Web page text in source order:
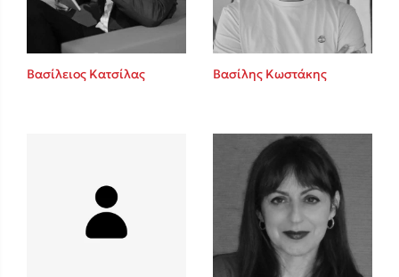
Κώστας Κρομμύδας
Ιωάννης Γλωσσόπουλος
Ένας γίγαντας στο σχολείο
Βασίλειος Κατσίλας Βασίλης Κωστάκης